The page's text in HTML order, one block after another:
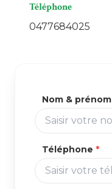
Téléphone
0477684025
Nom & prénom
Téléphone *